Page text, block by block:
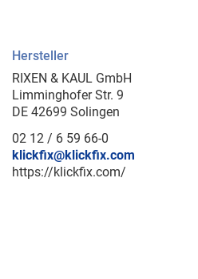
Hersteller
RIXEN & KAUL GmbH
Limminghofer Str. 9
DE 42699 Solingen
02 12 / 6 59 66-0
klickfix@klickfix.com
https://klickfix.com/